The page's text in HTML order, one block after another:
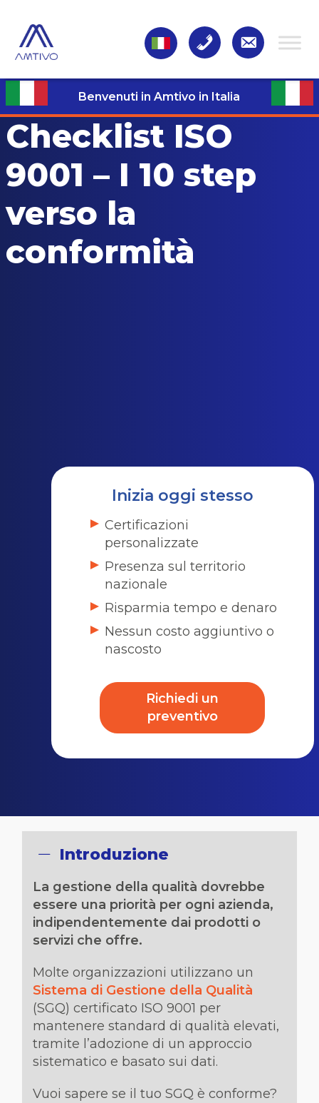
Benvenuti in Amtivo in Italia
Checklist ISO
9001 – I 10 step
verso la
conformità
Inizia oggi stesso
Certificazioni
personalizzate
Presenza sul territorio
nazionale
Risparmia tempo e denaro
Nessun costo aggiuntivo o
nascosto
Richiedi un
preventivo
Introduzione
La gestione della qualità dovrebbe
essere una priorità per ogni azienda,
indipendentemente dai prodotti o
servizi che offre.
Molte organizzazioni utilizzano un
Sistema di Gestione della Qualità
(SGQ) certificato ISO 9001 per
mantenere standard di qualità elevati,
tramite l’adozione di un approccio
sistematico e basato sui dati.
Vuoi sapere se il tuo SGQ è conforme?